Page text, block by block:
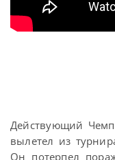
Действующий
вылетел из
Он потерпел